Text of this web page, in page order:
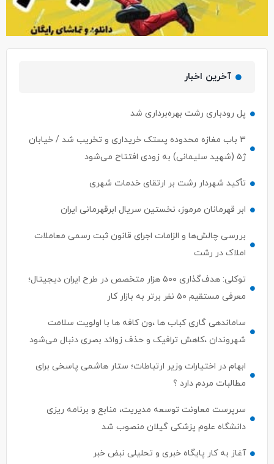
آخرین اخبار
۳ باب مغازه محدوده پستک خریداری و تخریب شد / خیابان
تأکید شهردار رشت بر ارتقای خدمات شهری
ابر قهرمانان مرموز، نخستین سریال ابرقهرمانی ایران
بررسی چالش‌ها و الزامات اجرای قانون ثبت رسمی معاملات
معرفی مستقیم ۵۰ نفر برتر به بازار کار
ساماندهی گاری کباب ها ،ون کافه ها با اولویت سلامت
شهروندان ،کاهش ترافیک و حذف زوائد بصری دنبال می‌شود
ابهام در اختیارات وزیر ارتباطات؛ ستار هاشمی پاسخی برای
سرپرست معاونت توسعه مدیریت، منابع و برنامه ریزی
آغاز به کار پایگاه خبری و تحلیلی نبض خبر
واردات بیش از ۸۴۰ هزار تن نهاده دامی از بنادر كاسپین و انزلی